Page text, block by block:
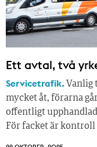
Ett avtal, två
Servicetrafik. Vanlig
mycket åt, förarna
offentligt
För facket är kontroll